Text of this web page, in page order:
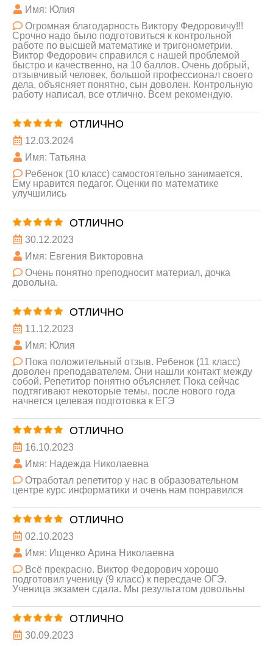
Имя: Юлия
Огромная благодарность Виктору Федоровичу!!!
Срочно надо было подготовиться к контрольной
работе по высшей математике и тригонометрии.
Виктор Федорович справился с нашей проблемой
быстро и качественно, на 10 баллов. Очень добрый,
отзывчивый человек, большой профессионал своего
дела, объясняет понятно, сын доволен. Контрольную
работу написал, все отлично. Всем рекомендую.
ОТЛИЧНО
12.03.2024
Имя: Татьяна
Ребенок (10 класс) самостоятельно занимается.
Ему нравится педагог. Оценки по математике
улучшились
ОТЛИЧНО
30.12.2023
Имя: Евгения Викторовна
Очень понятно преподносит материал, дочка
довольна.
ОТЛИЧНО
11.12.2023
Имя: Юлия
Пока положительный отзыв. Ребенок (11 класс)
доволен преподавателем. Они нашли контакт между
собой. Репетитор понятно объясняет. Пока сейчас
подтягивают некоторые темы, после нового года
начнется целевая подготовка к ЕГЭ
ОТЛИЧНО
16.10.2023
Имя: Надежда Николаевна
Отработал репетитор у нас в образовательном
центре курс информатики и очень нам понравился
ОТЛИЧНО
02.10.2023
Имя: Ищенко Арина Николаевна
Всё прекрасно. Виктор Федорович хорошо
подготовил ученицу (9 класс) к пересдаче ОГЭ.
Ученица экзамен сдала. Мы результатом довольны
ОТЛИЧНО
30.09.2023